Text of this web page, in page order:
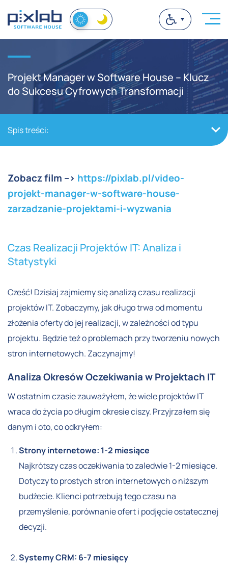
Projekt Manager w Software House – Klucz
do Sukcesu Cyfrowych Transformacji
Spis treści:
Zobacz film --> https://pixlab.pl/video-
projekt-manager-w-software-house-
zarzadzanie-projektami-i-wyzwania
Czas Realizacji Projektów IT: Analiza i
Statystyki
Cześć! Dzisiaj zajmiemy się analizą czasu realizacji
projektów IT. Zobaczymy, jak długo trwa od momentu
złożenia oferty do jej realizacji, w zależności od typu
projektu. Będzie też o problemach przy tworzeniu nowych
stron internetowych. Zaczynajmy!
Analiza Okresów Oczekiwania w Projektach IT
W ostatnim czasie zauważyłem, że wiele projektów IT
wraca do życia po długim okresie ciszy. Przyjrzałem się
danym i oto, co odkryłem:
Strony internetowe: 1-2 miesiące
Najkrótszy czas oczekiwania to zaledwie 1-2 miesiące.
Dotyczy to prostych stron internetowych o niższym
budżecie. Klienci potrzebują tego czasu na
przemyślenie, porównanie ofert i podjęcie ostatecznej
decyzji.
Systemy CRM: 6-7 miesięcy